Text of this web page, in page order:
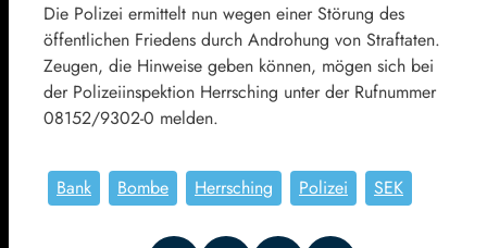
Die Polizei ermittelt nun wegen einer Störung des
öffentlichen Friedens durch Androhung von Straftaten.
Zeugen, die Hinweise geben können, mögen sich bei
der Polizeiinspektion Herrsching unter der Rufnummer
08152/9302-0 melden.
Bank Bombe Herrsching Polizei SEK